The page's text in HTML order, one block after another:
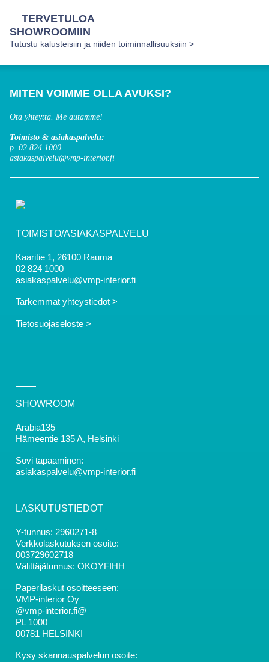
TERVETULOA
SHOWROOMIIN
Tutustu kalusteisiin ja niiden toiminnallisuuksiin >
MITEN VOIMME OLLA AVUKSI?
Ota yhteyttä. Me autamme!
Toimisto & asiakaspalvelu:
p. 02 824 1000
asiakaspalvelu@vmp-interior.fi
TOIMISTO/ASIAKASPALVELU
Kaaritie 1, 26100 Rauma
02 824 1000
asiakaspalvelu@vmp-interior.fi
Tarkemmat yhteystiedot >
Tietosuojaseloste >
SHOWROOM
Arabia135
Hämeentie 135 A, Helsinki
Sovi tapaaminen:
asiakaspalvelu@vmp-interior.fi
LASKUTUSTIEDOT
Y-tunnus: 2960271-8
Verkkolaskutuksen osoite:
003729602718
Välittäjätunnus: OKOYFIHH
Paperilaskut osoitteeseen:
VMP-interior Oy
@vmp-interior.fi@
PL 1000
00781 HELSINKI
Kysy skannauspalvelun osoite: